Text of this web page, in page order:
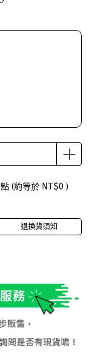
點 (約等於 NT$0 )
退換貨須知